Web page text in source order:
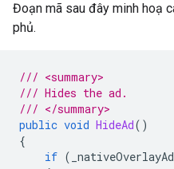
Đoạn mã sau đây minh hoạ
phủ.
/// <summary>
/// Hides the ad.
/// </summary>
public void HideAd()
{
if ( _nativeOverlayAd